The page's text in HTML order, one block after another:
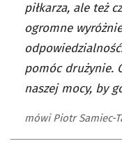
piłkarza, ale też
ogromne
pomóc drużynie.
naszej mocy, by
mówi Piotr Samiec-